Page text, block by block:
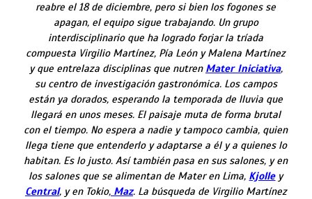
reabre el 18 de diciembre, pero si bien los fogones se
apagan, el equipo sigue trabajando. Un grupo
interdisciplinario que ha logrado forjar la tríada
compuesta Virgilio Martínez, Pía León y Malena Martínez
y que entrelaza disciplinas que nutren Mater Iniciativa,
su centro de investigación gastronómica. Los campos
están ya dorados, esperando la temporada de lluvia que
llegará en unos meses. El paisaje muta de forma brutal
con el tiempo. No espera a nadie y tampoco cambia, quien
llega tiene que entenderlo y adaptarse a él y a quienes lo
habitan. Es lo justo. Así también pasa en sus salones, y en
los salones que se alimentan de Mater en Lima, Kjolley
Central, y en Tokio, Maz. La búsqueda de Virgilio Martínez